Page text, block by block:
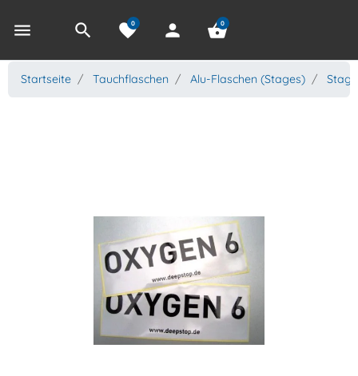
menu search favorite
0 person shopping_basket
0
Startseite Tauchflaschen Alu-Flaschen (Stages)